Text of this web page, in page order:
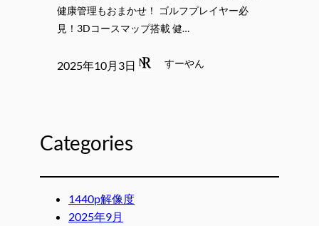
健康管理もおまかせ！ ゴルフプレイヤー必
見！3Dコースマップ搭載 健…
2025年10月3日 すーやん
Categories
1440p解像度
2025年9月